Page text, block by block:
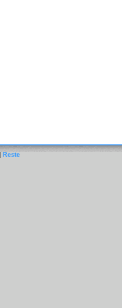
Reste